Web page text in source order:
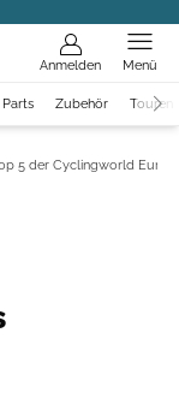
Anmelden Menü
Parts Zubehör Touren
5 der Cyclingworld